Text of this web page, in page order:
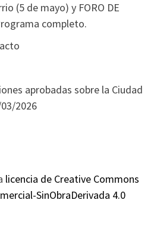
(5 de mayo) y FORO DE
completo.
aprobadas sobre la Ciudad
2026
licencia de Creative Commons
SinObraDerivada 4.0